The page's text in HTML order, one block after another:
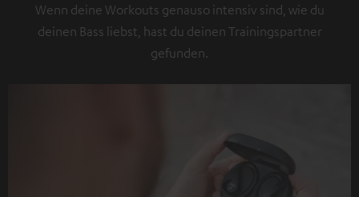
Wenn deine Workouts genauso intensiv sind, wie du
deinen Bass liebst, hast du deinen Trainingspartner
gefunden.